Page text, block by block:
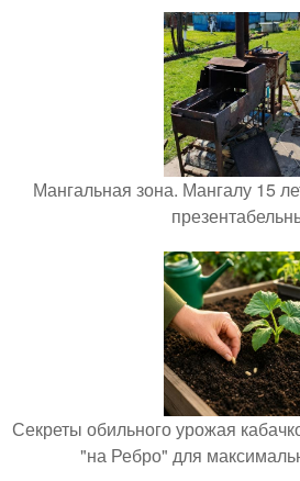
Мангальная зона. Мангалу 15
Секреты обильного урожая
"на Ребро" для